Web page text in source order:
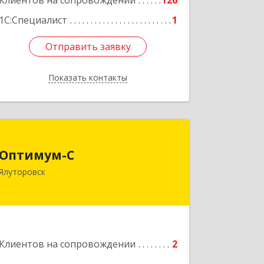
1С:Специалист
1
Отправить заявку
Показать контакты
Отправить заявку
Назад
Оптимум-С
Клиентов на сопровождении 2